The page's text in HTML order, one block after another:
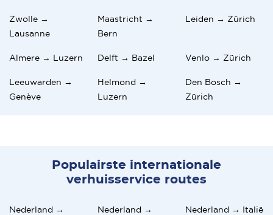
Zwolle →
Lausanne
Maastricht →
Bern
Leiden → Zürich
Almere → Luzern Delft → Bazel Venlo → Zürich
Leeuwarden →
Genève
Helmond →
Luzern
Den Bosch →
Zürich
Populairste internationale
verhuisservice routes
Nederland →
Nederland →
Nederland → Italië